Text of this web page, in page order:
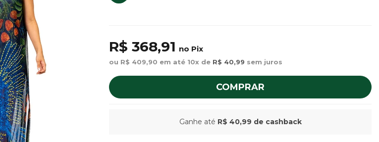
R$ 368,91 no Pix
ou R$ 409,90 em até 10x de R$ 40,99 sem juros
COMPRAR
Ganhe até R$ 40,99 de cashback